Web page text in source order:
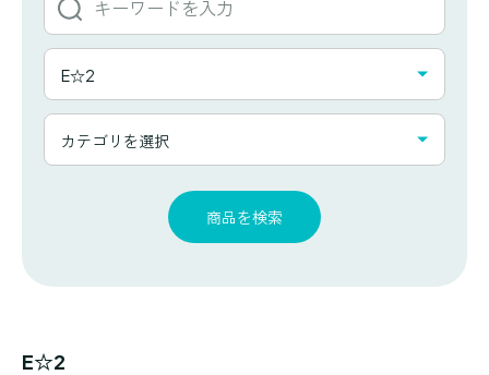
ワ
ド
か
タ
ト
一
E☆2
カ
カテゴリを選択
商品を検索
E☆2